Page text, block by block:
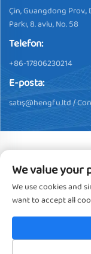
Çin, Guangdong
Parkı, 8. avlu, No. 58
Telefon:
+86-17806230214
E-posta:
satış@hengfu.ltd/
Telif Hakkı © 2024,
Tüm Hakları Saklıdır
We value your
We use cookies and
want to accept all